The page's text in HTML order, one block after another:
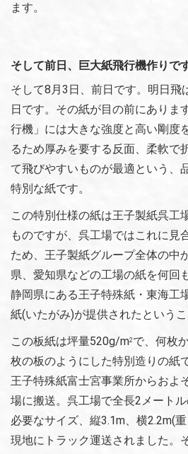
ます。
そして前日、巨大紙飛行機作りで
そして8月3日、前日です。明日飛
日です。その紙が目の前にありま
行機」には大きな強度と高い剛度
るため厚みを要する反面、柔軟で
て飛びやすいものが最適という、
特別な紙です。
この特別仕様の紙は王子製紙呉工
ものですが、呉工場ではこれに見
ため、王子製紙グループ全体の中
県、愛知県などの工場の紙を何回
静岡県にある王子特殊紙・東海工
紙(いたがみ)が提供されたというこ
この板紙は坪量520g/m2で、何枚
枚の板のようにした特別造りの紙
王子特殊紙富士宮事業所からおよ
場に搬送。呉工場で全長2メート
必要なサイズ、縦3.1m、横2.2m(重
現地にトラック運送されました。